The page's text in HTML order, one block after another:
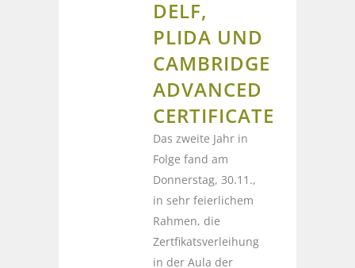
DELF,
PLIDA UND
CAMBRIDGE
ADVANCED
CERTIFICATE
Das zweite Jahr in
Folge fand am
Donnerstag, 30.11.,
in sehr feierlichem
Rahmen, die
Zertfikatsverleihung
in der Aula der